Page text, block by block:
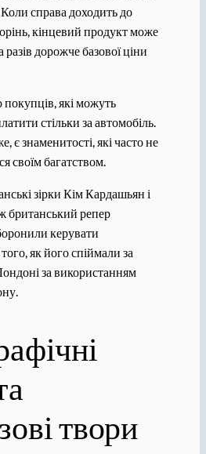
справа доходить до
кінцевий продукт може
дорожче базової ціни
покупців, які можуть
стільки за автомобіль.
є знаменитості, які часто не
своїм багатством.
зірки Кім Кардашьян і
британський репер
керувати
як його спіймали за
за використанням
твори